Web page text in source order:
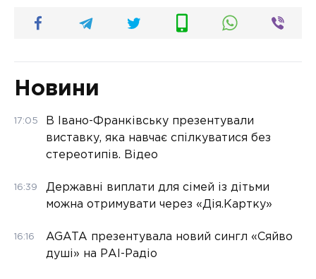
Новини
17:05
В Івано-Франківську презентували
виставку, яка навчає спілкуватися без
стереотипів. Відео
16:39
Державні виплати для сімей із дітьми
можна отримувати через «Дія.Картку»
16:16
AGATA презентувала новий сингл «Сяйво
душі» на РАІ-Радіо